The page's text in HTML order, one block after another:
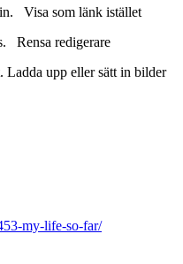
in. Visa som länk istället
Rensa redigerare
upp eller sätt in bilder
my-life-so-far/